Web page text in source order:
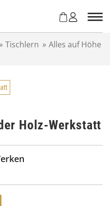
» Tischlern » Alles auf Höhe
Holz-Werkstatt